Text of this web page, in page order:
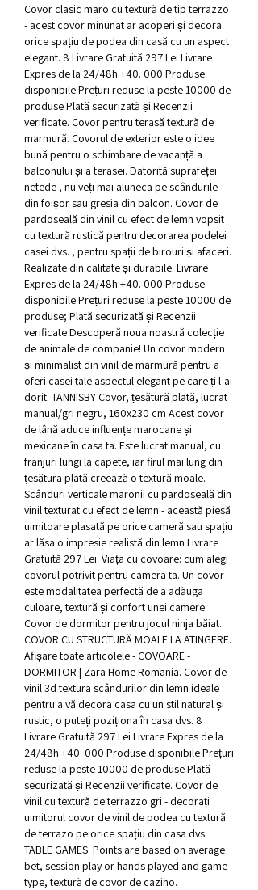
Covor clasic maro cu textură de tip terrazzo
- acest covor minunat ar acoperi și decora
orice spațiu de podea din casă cu un aspect
elegant. 8 Livrare Gratuită 297 Lei Livrare
Expres de la 24/48h +40. 000 Produse
disponibile Prețuri reduse la peste 10000 de
produse Plată securizată și Recenzii
verificate. Covor pentru terasă textură de
marmură. Covorul de exterior este o idee
bună pentru o schimbare de vacanță a
balconului și a terasei. Datorită suprafeței
netede , nu veți mai aluneca pe scândurile
din foișor sau gresia din balcon. Covor de
pardoseală din vinil cu efect de lemn vopsit
cu textură rustică pentru decorarea podelei
casei dvs. , pentru spații de birouri și afaceri.
Realizate din calitate și durabile. Livrare
Expres de la 24/48h +40. 000 Produse
disponibile Prețuri reduse la peste 10000 de
produse; Plată securizată și Recenzii
verificate Descoperă noua noastră colecție
de animale de companie! Un covor modern
și minimalist din vinil de marmură pentru a
oferi casei tale aspectul elegant pe care ți l-ai
dorit. TANNISBY Covor, țesătură plată, lucrat
manual/gri negru, 160x230 cm Acest covor
de lână aduce influențe marocane și
mexicane în casa ta. Este lucrat manual, cu
franjuri lungi la capete, iar firul mai lung din
țesătura plată creează o textură moale.
Scânduri verticale maronii cu pardoseală din
vinil texturat cu efect de lemn - această piesă
uimitoare plasată pe orice cameră sau spațiu
ar lăsa o impresie realistă din lemn Livrare
Gratuită 297 Lei. Viața cu covoare: cum alegi
covorul potrivit pentru camera ta. Un covor
este modalitatea perfectă de a adăuga
culoare, textură și confort unei camere.
Covor de dormitor pentru jocul ninja băiat.
COVOR CU STRUCTURĂ MOALE LA ATINGERE.
Afișare toate articolele - COVOARE -
DORMITOR | Zara Home Romania. Covor de
vinil 3d textura scândurilor din lemn ideale
pentru a vă decora casa cu un stil natural și
rustic, o puteți poziționa în casa dvs. 8
Livrare Gratuită 297 Lei Livrare Expres de la
24/48h +40. 000 Produse disponibile Prețuri
reduse la peste 10000 de produse Plată
securizată și Recenzii verificate. Covor de
vinil cu textură de terrazzo gri - decorați
uimitorul covor de vinil de podea cu textură
de terrazo pe orice spațiu din casa dvs.
TABLE GAMES: Points are based on average
bet, session play or hands played and game
type, textură de covor de cazino.